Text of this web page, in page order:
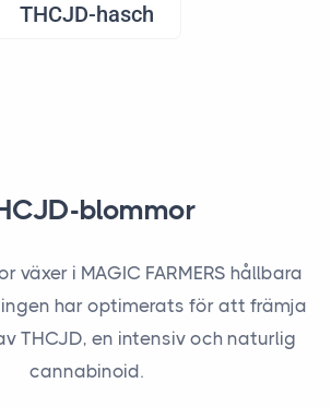
THCJD-hasch
blommor
växer i MAGIC FARMERS hållbara
har optimerats för att främja
THCJD, en intensiv och naturlig
cannabinoid.